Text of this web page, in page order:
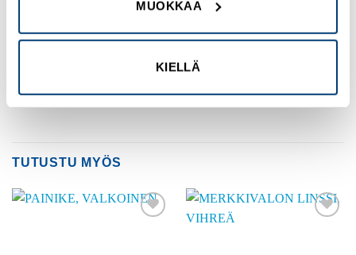
MUOKKAA
KIELLÄ
2 taso painiketta – 1 merkkivalo keskellä
Valkoinen ”I” – musta ”O”
TUTUSTU MYÖS